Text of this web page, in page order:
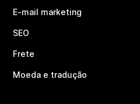
E-mail marketing
SEO
Frete
Moeda e tradução